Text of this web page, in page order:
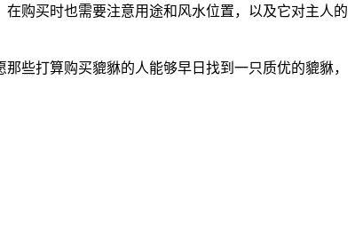
购买时也需要注意用途和风水位置，以及它对主人的
些打算购买貔貅的人能够早日找到一只质优的貔貅，